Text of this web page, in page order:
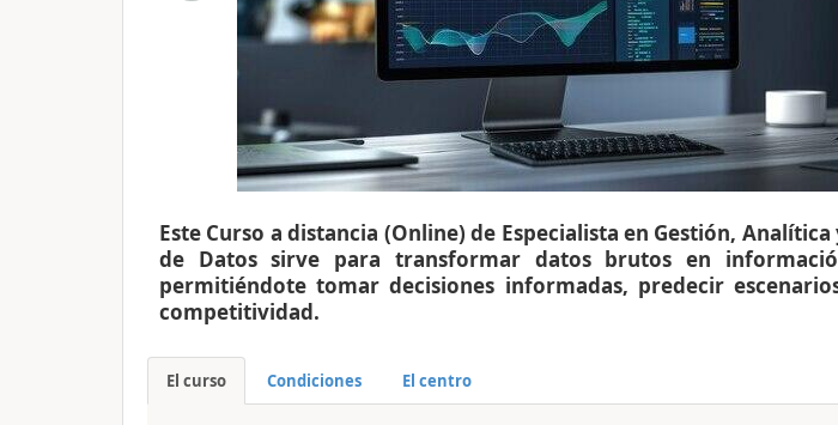
Este Curso a distancia (Online) de Especialista en Gestión,
de Datos sirve para transformar datos brutos en
permitiéndote tomar decisiones informadas, predecir
competitividad.
El curso Condiciones El centro